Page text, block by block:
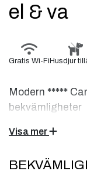
el & va
Gratis Wi-Fi Husdjur
Modern *****
bekvämligheter
Campingtomt med
Visa mer